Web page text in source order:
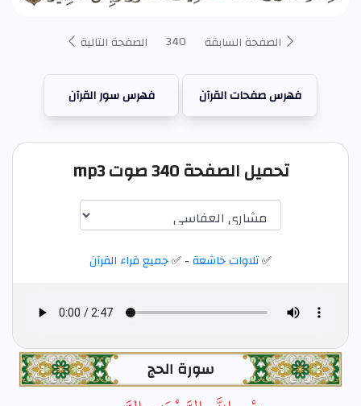
الصفحة السابقة 340 الصفحة التالية
فهرس صفحات القرآن فهرس سور القرآن
تحميل الصفحة 340 صوت mp3
✅تلاوات خاشعة- ✅جميع قراء القرآن
سورة الحج